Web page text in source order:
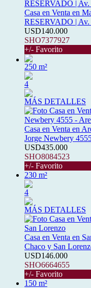
Casa en Venta en
RESERVADO | Av.
USD140.000
SHO7377927
+/- Favorito
250 m²
4
MÁS DETALLES
Casa en Venta en
Jorge Newbery
USD435.000
SHO8084523
+/- Favorito
230 m²
4
MÁS DETALLES
Casa en Venta en
Chaco y San
USD146.000
SHO6664655
+/- Favorito
150 m²